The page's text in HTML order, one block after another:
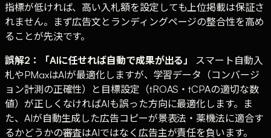
指標が低ければ、高い入札額を設定しても上位掲載は保証さ
れません。まず広告文とランディングページの整合性を高め
ることが先決です。
誤解2：「AIに任せれば自動で成果が出る」
スマート自動入
札やPMaxはAIが最適化しますが、学習データ（コンバージ
ョン計測の正確性）と目標設定（tROAS・tCPAの適切な数
値）が正しくなければAIも誤った方向に最適化します。ま
た、AIが自動生成した広告コピーが景表法・薬機法に適合す
るかどうかの審査はAIではなく広告主が責任を負います。